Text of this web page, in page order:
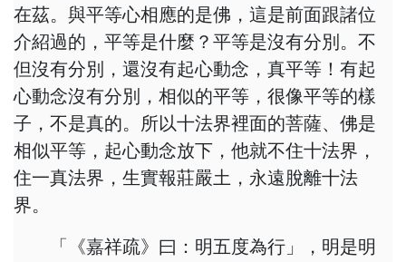
在茲。與平等心相應的是佛，這是前面跟諸位
介紹過的，平等是什麼？平等是沒有分別。不
但沒有分別，還沒有起心動念，真平等！有起
心動念沒有分別，相似的平等，很像平等的樣
子，不是真的。所以十法界裡面的菩薩、佛是
相似平等，起心動念放下，他就不住十法界，
住一真法界，生實報莊嚴土，永遠脫離十法
界。
「《嘉祥疏》曰：明五度為行」，明是明